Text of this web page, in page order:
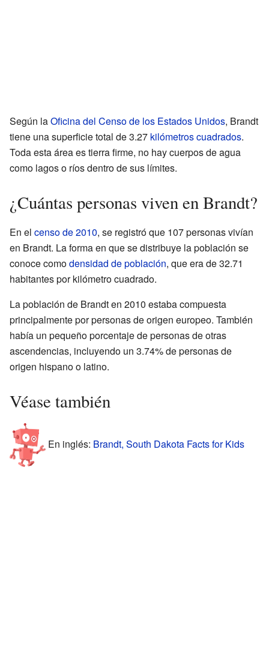
Según laOficina del Censo de los Estados Unidos, Brandt
tiene una superficie total de 3.27 kilómetros cuadrados.
Toda esta área es tierra firme, no hay cuerpos de agua
como lagos o ríos dentro de sus límites.
¿Cuántas personas viven en Brandt?
En el censo de 2010, se registró que 107 personas vivían
en Brandt. La forma en que se distribuye la población se
conoce comodensidad de población, que era de 32.71
habitantes por kilómetro cuadrado.
La población de Brandt en 2010 estaba compuesta
principalmente por personas de origen europeo. También
había un pequeño porcentaje de personas de otras
ascendencias, incluyendo un 3.74% de personas de
origen hispano o latino.
Véase también
En inglés: Brandt, South Dakota Facts for Kids